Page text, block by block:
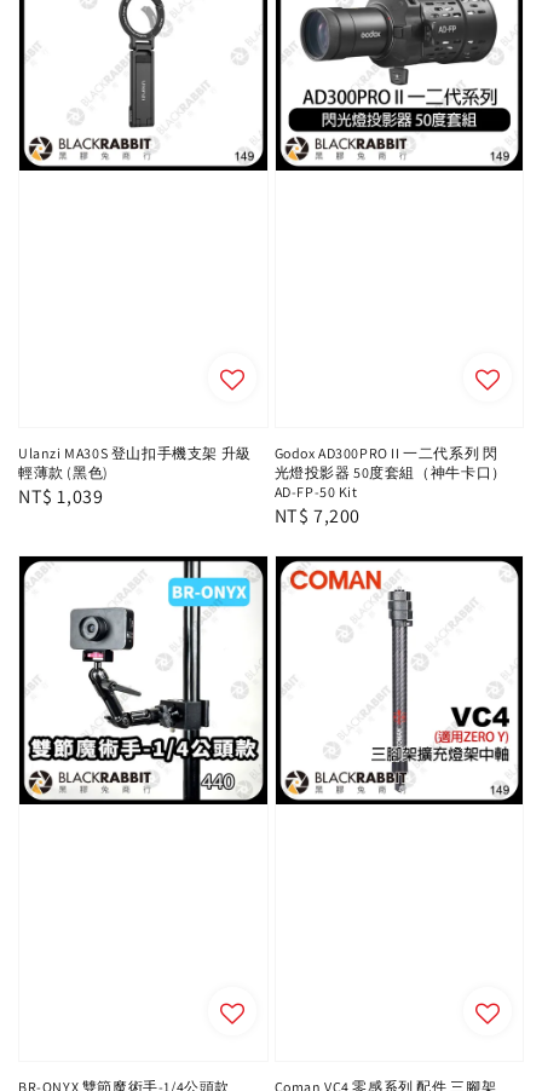
Ulanzi MA30S 登山扣手機支架 升級
輕薄款 (黑色)
Regular
NT$ 1,039
Godox AD300PRO II 一二代系列 閃
光燈投影器 50度套組（神牛卡口）
AD-FP-50 Kit
Regular
NT$ 7,200
BR-ONYX 雙節魔術手-1/4公頭款
Coman VC4 零感系列 配件 三腳架